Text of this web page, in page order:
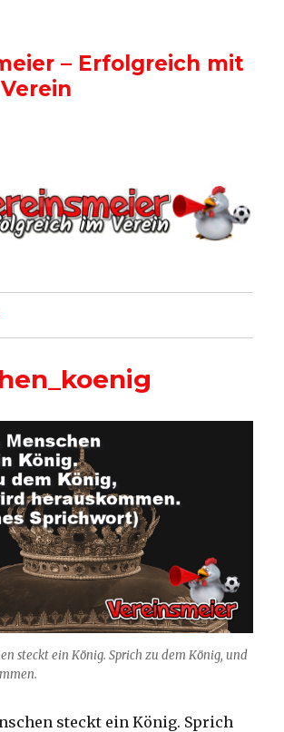
– Erfolgreich mit
steckt ein König. Sprich zu dem König, und
steckt ein König. Sprich